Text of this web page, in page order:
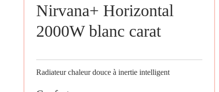
Nirvana+ Horizontal
2000W blanc carat
Radiateur chaleur douce à inertie intelligent